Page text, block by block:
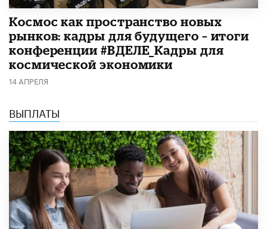
Космос как пространство новых
рынков: кадры для будущего – итоги
конференции #ВДЕЛЕ_Кадры для
космической экономики
14 АПРЕЛЯ
ВЫПЛАТЫ